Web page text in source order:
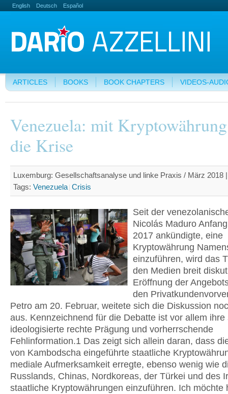
English Deutsch Español
ARTICLES BOOKS BOOK CHAPTERS VIDEOS-
Venezuela: mit
die Krise
Luxemburg: Gesellschaftsanalyse und linke Praxis / März 2018 |
Tags: Venezuela Crisis
Seit der
Nicolás Maduro
2017 ankündigte, eine
Kryptowährung
einzuführen, wird das
den Medien breit
Eröffnung der
den
Petro am 20. Februar, weitete sich die Diskussion
aus. Kennzeichnend für die Debatte ist vor allem ihre
ideologisierte rechte Prägung und vorherrschende
Fehlinformation.1 Das zeigt sich allein daran, dass
von Kambodscha eingeführte staatliche
mediale Aufmerksamkeit erregte, ebenso wenig wie
Russlands, Chinas, Nordkoreas, der Türkei und des
staatliche Kryptowährungen einzuführen. Ich möchte